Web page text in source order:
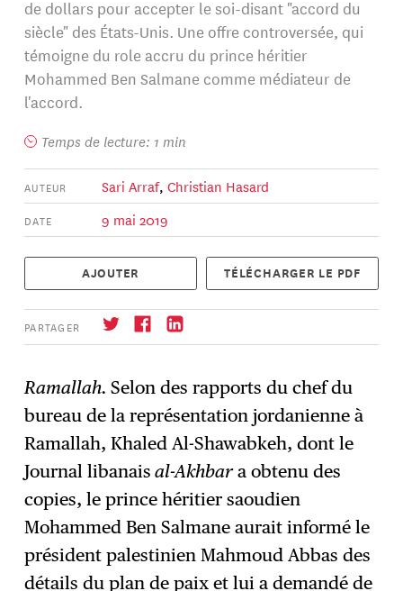
de dollars pour accepter le soi-disant "accord du
siècle" des États-Unis. Une offre controversée, qui
témoigne du role accru du prince héritier
Mohammed Ben Salmane comme médiateur de
l'accord.
Temps de lecture: 1 min
AUTEUR Sari Arraf, Christian Hasard
DATE 9 mai 2019
AJOUTER TÉLÉCHARGER LE PDF
PARTAGER
→ S'abonner
Ramallah.Selon des rapports du chef du
bureau de la représentation jordanienne à
Ramallah, Khaled Al-Shawabkeh, dont le
Journal libanais al-Akhbara obtenu des
copies, le prince héritier saoudien
Mohammed Ben Salmane aurait informé le
président palestinien Mahmoud Abbas des
détails du plan de paix et lui a demandé de